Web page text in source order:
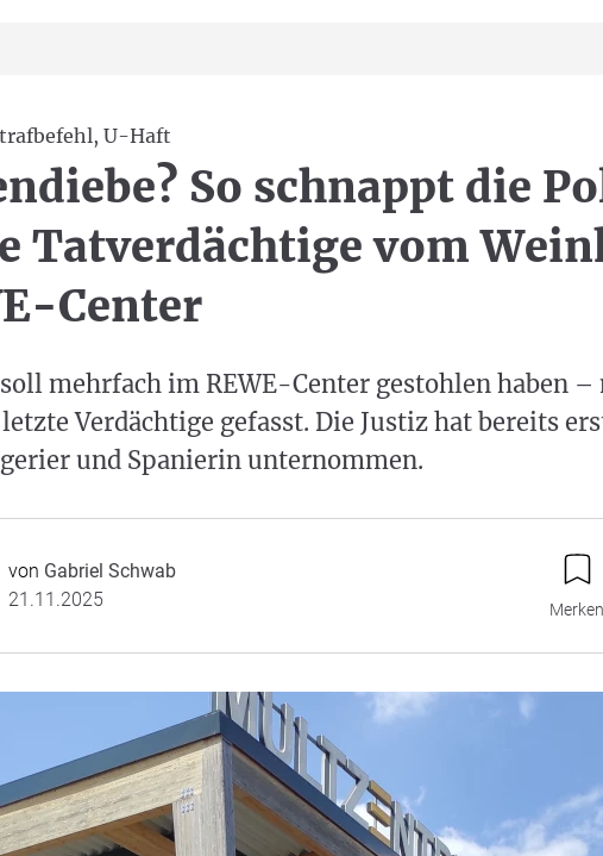
U-Haft
So schnappt die
Tatverdächtige vom
Center
mehrfach im REWE-Center gestohlen haben –
Verdächtige gefasst. Die Justiz hat bereits
und Spanierin unternommen.
von Gabriel Schwab
21.11.2025
Merken